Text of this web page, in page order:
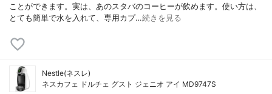
ことができます。実は、あのスタバのコーヒーが飲めます。使い方は、
とても簡単で水を入れて、専用カプ…続きを見る
Nestle(ネスレ)
ネスカフェ ドルチェ グスト ジェニオ アイ MD9747S